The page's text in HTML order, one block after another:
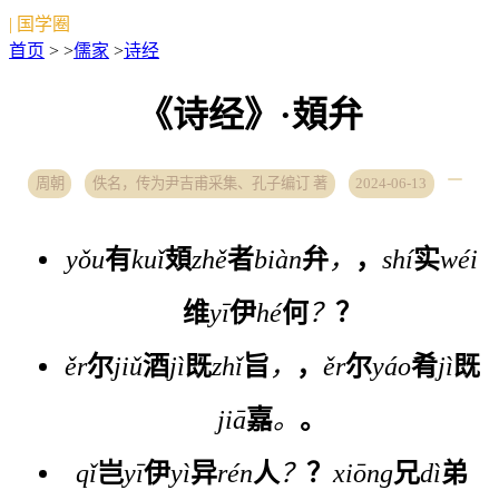
| 国学圈
首页 > >儒家 >诗经
《诗经》·頍弁
周朝 佚名，传为尹吉甫采集、孔子编订 著 2024-06-13
yǒu有kuǐ頍zhě者biàn弁， ， shí实wéi
维yī伊hé何？ ？
ěr尔jiǔ酒jì既zhǐ旨 ， ， ěr尔yáo肴jì既
jiā嘉。 。
qǐ岂yī伊yì异rén人？ ？ xiōng兄dì弟